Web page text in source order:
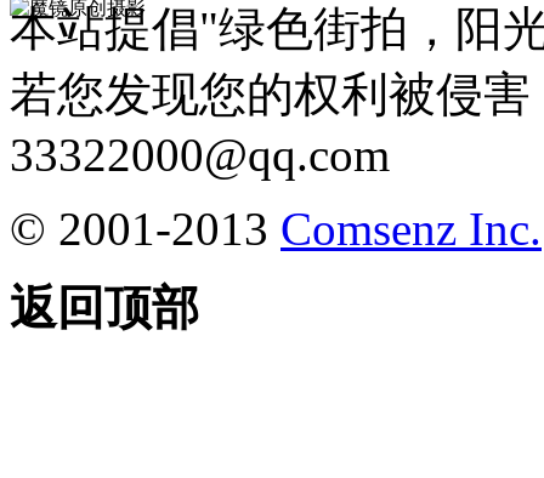
本站提倡"绿色街拍，阳
若您发现您的权利被侵
33322000@qq.com
© 2001-2013 Comsenz Inc.
返回顶部